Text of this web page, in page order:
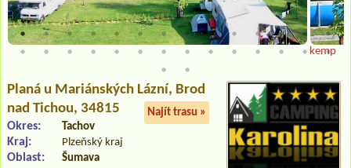
kemp
Planá u Mariánských Lázní, Brod
nad Tichou, 34815
Najít trasu »
Okres: Tachov
Kraj: Plzeňský kraj
Oblast: Šumava